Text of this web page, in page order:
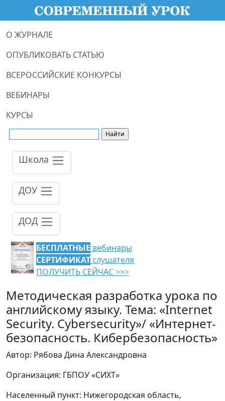
О ЖУРНАЛЕ
ОПУБЛИКОВАТЬ СТАТЬЮ
ВСЕРОССИЙСКИЕ КОНКУРСЫ
ВЕБИНАРЫ
КУРСЫ
Школа
ДОУ
ДОД
БЕСПЛАТНЫЕ вебинары
СЕРТИФИКАТ слушателя
ПОЛУЧИТЬ СЕЙЧАС >>>
Методическая разработка урока по
английскому языку. Тема: «Internet
Security. Cybersecurity»/ «Интернет-
безопасность. Кибербезопасность»
Автор: Рябова Дина Александровна
Организация: ГБПОУ «СИХТ»
Населенный пункт: Нижегородская область,